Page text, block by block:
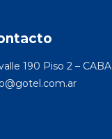
190 Piso 2 – CABA